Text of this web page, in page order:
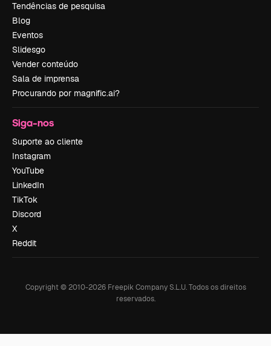
Tendências de pesquisa
Blog
Eventos
Slidesgo
Vender conteúdo
Sala de imprensa
Procurando por magnific.ai?
Siga-nos
Suporte ao cliente
Instagram
YouTube
LinkedIn
TikTok
Discord
X
Reddit
Copyright © 2010-2026Freepik Company S.L.U. Todos os direitos
reservados.